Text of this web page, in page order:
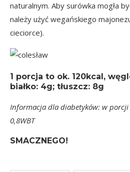
naturalnym. Aby surówka mogła
należy użyć wegańskiego
cieciorce).
1 porcja to ok. 120kcal,
białko: 4g; tłuszcz: 8g
Informacja dla diabetyków: w porcji
0,8WBT
SMACZNEGO!